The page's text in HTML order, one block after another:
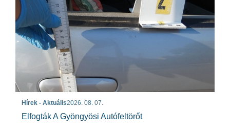
Hírek - Aktuális2026. 08. 07.
Elfogták A Gyöngyösi Autófeltörőt